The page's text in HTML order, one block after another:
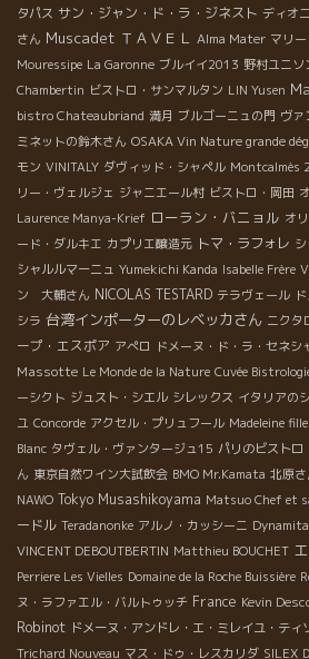
タパス サン・ジャン・ド・ラ・ジネスト ディオ
さん Muscadet ＴＡＶＥＬ Alma Mater マリ
Mouressipe La Garonne ブルイイ2013 野村ユニソ
Chambertin ビストロ・サンマルタン LIN Yusen
bistro Chateaubriand 満月 ブルゴーニュの門 ヴァ
ミネットの鈴木さん OSAKA Vin Nature grande
モン VINITALY ダヴィッド・シャペル Montcalmès
リー・ヴェルジェ ジャニエール村 ビストロ・岡田
Laurence Manya-Krief ローラン・バニョル オ
ード・ダルキエ カプリエ醸造元 トマ・ラフォレ
シャルルマーニュ Yumekichi Kanda Isabelle Frère
ン 大輔さん NICOLAS TESTARD テラヴェール
シラ 台湾インポーターのレベッカさん ニクタ
ープ・エスポア アぺロ ドメーヌ・ド・ラ・セネ
Massotte Le Monde de la Nature Cuvée
ーシクト ジュスト・シエル シレックス イタリアの
ユ Concorde アクセル・プリュフール Madeleine
Blanc タヴェル・ヴァンタージュ15 パリのビストロ
ん 東京自然ワイン大試飲会 BMO Mr.Kamata 北原さ
NAWO Tokyo Musashikoyama Matsuo Chef et
ードル Teradanonke アルノ・カッシーニ
VINCENT DEBOUTBERTIN Matthieu BOUCHET
Perriere Les Vielles Domaine de la Roche Buissière
ヌ・ラファエル・バルトゥッチ France Kevin
Robinot ドメーヌ・アンドレ・エ・ミレイユ・ティ
Trichard Nouveau マス・ドゥ・レスカリダ SILEX